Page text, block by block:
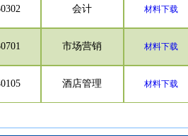
会计 材料下载
市场营销 材料下载
酒店管理 材料下载